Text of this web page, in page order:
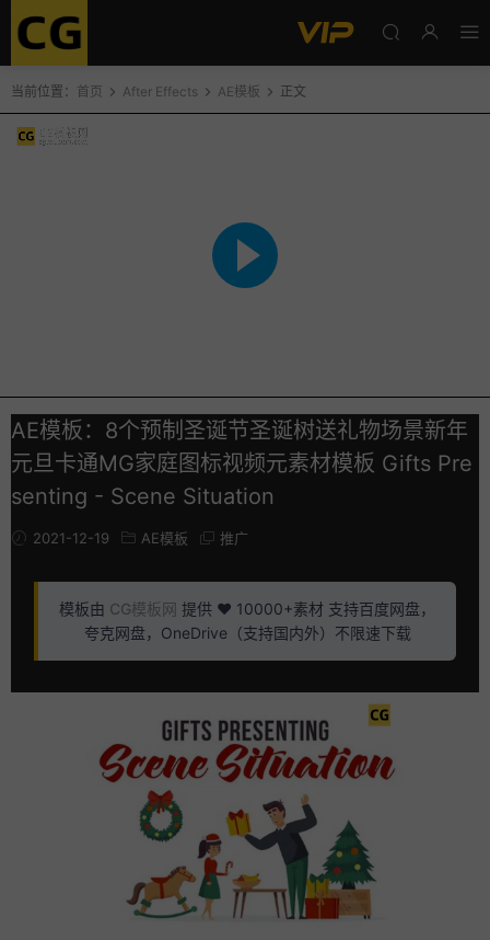
当前位置： 首页 After Effects AE模板 正文
AE模板：8个预制圣诞节圣诞树送礼物场景新年
元旦卡通MG家庭图标视频元素材模板 Gifts Pre
senting - Scene Situation
2021-12-19 AE模板 推广
模板由 CG模板网 提供 ❤️ 10000+素材 支持百度网盘，
夸克网盘，OneDrive（支持国内外）不限速下载